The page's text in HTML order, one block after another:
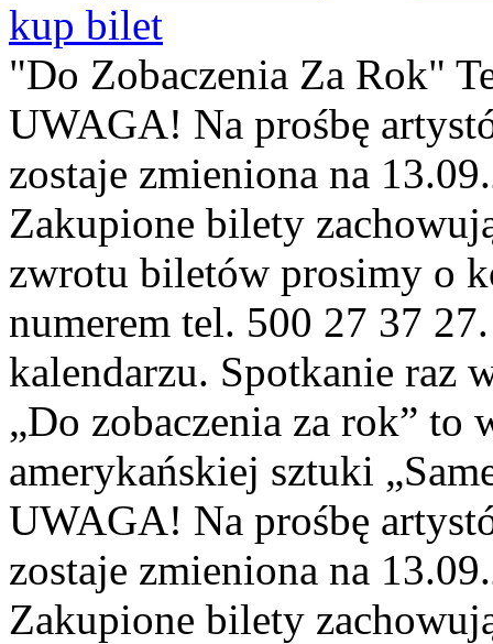
kup bilet
"Do Zobaczenia Za Rok"
UWAGA! Na prośbę
zostaje zmieniona na
Zakupione bilety
zwrotu biletów prosimy o
numerem tel. 500 27 37
kalendarzu. Spotkanie raz
„Do zobaczenia za rok” to
amerykańskiej sztuki
UWAGA! Na prośbę
zostaje zmieniona na
Zakupione bilety